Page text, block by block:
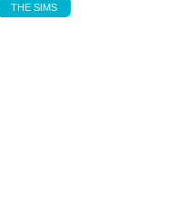
THE SIMS